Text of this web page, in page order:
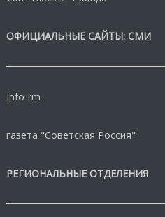
ОФИЦИАЛЬНЫЕ САЙТЫ: СМИ
Info-rm
газета "Советская Россия"
РЕГИОНАЛЬНЫЕ ОТДЕЛЕНИЯ